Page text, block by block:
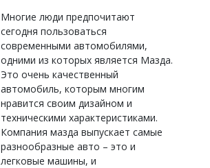
Многие люди предпочитают
сегодня пользоваться
современными автомобилями,
одними из которых является Мазда.
Это очень качественный
автомобиль, которым многим
нравится своим дизайном и
техническими характеристиками.
Компания мазда выпускает самые
разнообразные авто – это и
легковые машины, и